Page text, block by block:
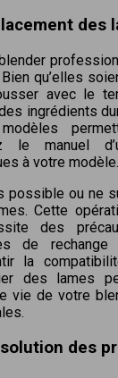
des
qu’elles
avec le
ingrédients
modèles
le manuel
à votre modèle.
possible ou ne
Cette
des
de rechange
la
des lames
vie de votre
des